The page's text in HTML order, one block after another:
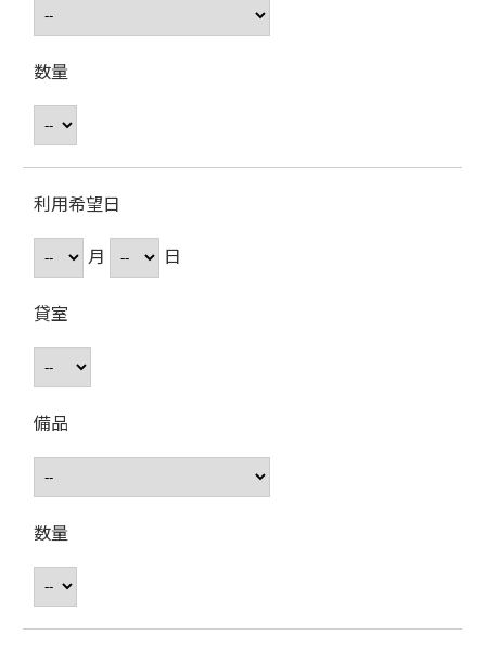
数量
利用希望日
月
日
貸室
備品
数量